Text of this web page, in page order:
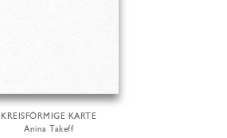
KREISFÖRMIGE KARTE
Anina Takeff